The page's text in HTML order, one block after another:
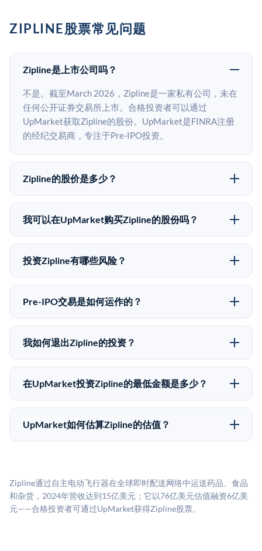
ZIPLINE股票常见问题
Zipline是上市公司吗？
不是。截至March 2026，Zipline是一家私有公司，未在
任何公开证券交易所上市。合格投资者可以通过
UpMarket获取Zipline的股份。UpMarket是FINRA注册
的经纪交易商，专注于Pre-IPO投资。
Zipline的股价是多少？
Zipline没有公开股价，因为它是一家私有公司。最近的
已知股价来自其最近一轮融资。 二级市场上的Pre-IPO
不同。
我可以在UpMarket购买Zipline的股份吗？
可以。合格投资者可以通过填写本页表单或在
upmarket.co创建账户来表达对Zipline股份的投资意向。
50,000美元。UpMarket是FINRA注册的经纪交易商，
自2019年以来已经纪超过5亿美元的另类投资。
投资Zipline有哪些风险？
Pre-IPO投资存在重大风险。Zipline的股份流动性低，意
味着没有公开市场可以快速出售。不存在确定的退出时
可能全部损失的准备。私有公司的估值在融资轮次之间
可能大幅波动。投资者应在投资前咨询其财务顾问并审
Pre-IPO交易是如何运作的？
在Pre-IPO交易中，合格投资者通过二级市场平台从现有
股东（如员工、早期投资者或其他持有人）处购买股
为FINRA注册的经纪交易商促成这些交易，代表双方处
理合规、文件和结算事宜。
我如何退出Zipline的投资？
Pre-IPO持股主要有两种退出途径：在二级市场将股份出
售给其他买家，或持有直到公司完成IPO或被收购。两
市场条件。任何退出的时间都是不可预测的，投资者应
做好多年持有的准备。
在UpMarket投资Zipline的最低金额是多少？
UpMarket上大多数Pre-IPO产品的最低投资金额为
50,000美元。具体金额可能因产品和股份供应情况而有
UpMarket如何估算Zipline的估值？
司可比倍数应用私有公司折扣，以反映流动性不足和信
息不对称。此估值不构成投资建议，可能与实际交易价
Zipline通过自主电动飞行器在全球即时配送网络中运送药品、食品
和杂货，2024年营收达到15亿美元；它以76亿美元估值融资6亿美
元——合格投资者可通过UpMarket获得Zipline股票。